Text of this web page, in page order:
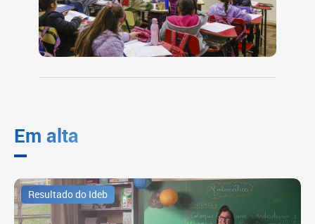
Em alta
Resultado do Ideb